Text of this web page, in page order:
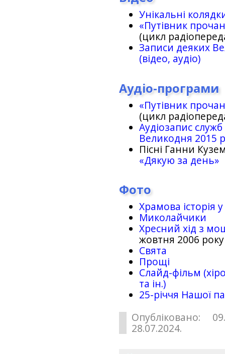
Унікальні
«Путівник
(цикл
Записи деяких
(відео, аудіо)
Аудіо-програми
«Путівник
(цикл
Аудіозапис
Великодня 2015
Пісні Ганни
«Дякую за день»
Фото
Храмова історія
Миколайчики
Хресний хід з
жовтня 2006 року
Свята
Прощі
Слайд-фільм
та ін.)
25-рiччя Нашої
Опубліковано:
28.07.2024.